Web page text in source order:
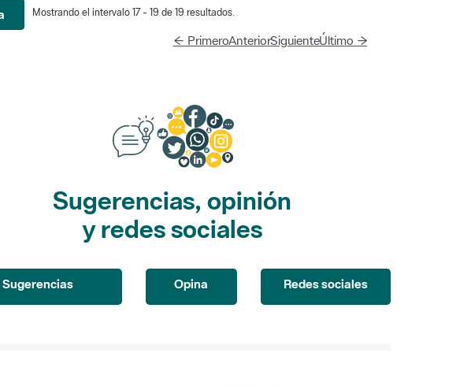
Mostrando el intervalo 17 - 19 de 19 resultados.
← PrimeroAnteriorSiguienteÚltimo →
Sugerencias, opinión
y redes sociales
Sugerencias Opina Redes sociales